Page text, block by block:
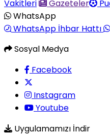
Vakitleri
Gazeteler
WhatsApp
WhatsApp İhbar Hattı
Sosyal Medya
Facebook
Instagram
Youtube
Uygulamamızı İndir